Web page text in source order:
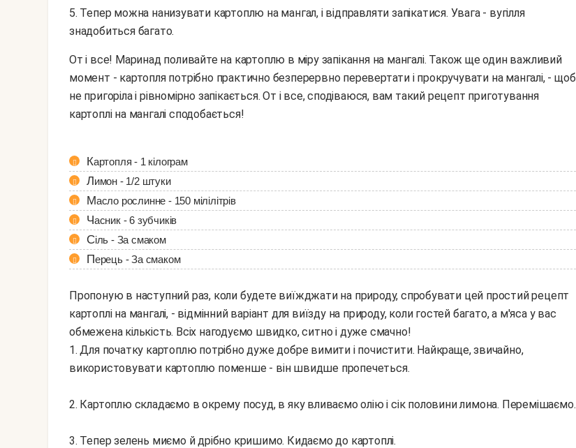
5. Тепер можна нанизувати картоплю на мангал, і відправляти запікатися. Увага - вугілля
знадобиться багато.
От і все! Маринад поливайте на картоплю в міру запікання на мангалі. Також ще один важливий
момент - картопля потрібно практично безперервно перевертати і прокручувати на мангалі, - щоб
не пригоріла і рівномірно запікається. От і все, сподіваюся, вам такий рецепт приготування
картоплі на мангалі сподобається!
Картопля - 1 кілограм
Лимон - 1/2 штуки
Масло рослинне - 150 мілілітрів
Часник - 6 зубчиків
Сіль - За смаком
Перець - За смаком
Пропоную в наступний раз, коли будете виїжджати на природу, спробувати цей простий рецепт
картоплі на мангалі, - відмінний варіант для виїзду на природу, коли гостей багато, а м'яса у вас
обмежена кількість. Всіх нагодуємо швидко, ситно і дуже смачно!
1. Для початку картоплю потрібно дуже добре вимити і почистити. Найкраще, звичайно,
використовувати картоплю поменше - він швидше пропечеться.
2. Картоплю складаємо в окрему посуд, в яку вливаємо олію і сік половини лимона. Перемішаємо.
3. Тепер зелень миємо й дрібно кришимо. Кидаємо до картоплі.